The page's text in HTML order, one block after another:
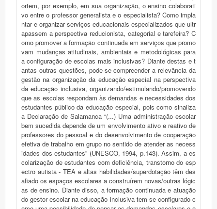
ortem, por exemplo, em sua organização, o ensino colaborati
vo entre o professor generalista e o especialista? Como impla
ntar e organizar serviços educacionais especializados que ultr
apassem a perspectiva reducionista, categorial e tarefeira? C
omo promover a formação continuada em serviços que promo
vam mudanças atitudinais, ambientais e metodológicas para
a configuração de escolas mais inclusivas? Diante destas e t
antas outras questões, pode-se compreender a relevância da
gestão na organização da educação especial na perspectiva
da educação inclusiva, organizando/estimulando/promovendo
que as escolas respondam às demandas e necessidades dos
estudantes público da educação especial, pois como sinaliza
a Declaração de Salamanca “(...) Uma administração escolar
bem sucedida depende de um envolvimento ativo e reativo de
professores do pessoal e do desenvolvimento de cooperação
efetiva de trabalho em grupo no sentido de atender as necess
idades dos estudantes” (UNESCO, 1994, p.143). Assim, a es
colarização de estudantes com deficiência, transtorno do esp
ectro autista - TEA e altas habilidades/superdotação têm des
afiado os espaços escolares a construírem novas/outras lógic
as de ensino. Diante disso, a formação continuada e atuação
do gestor escolar na educação inclusiva tem se configurado c